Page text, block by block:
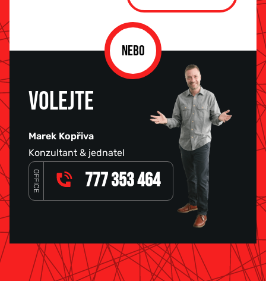
NEBO
VOLEJTE
Marek Kopřiva
Konzultant & jednatel
OFFICE 777 353 464